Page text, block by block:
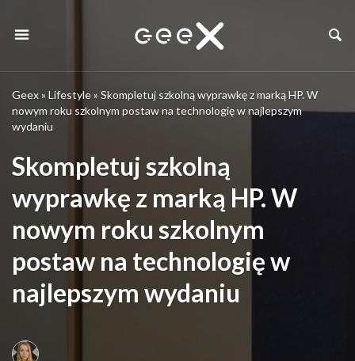
Geex» Lifestyle» Skompletuj szkolną wyprawkę z marką HP. W
nowym roku szkolnym postaw na technologię w najlepszym
wydaniu
Skompletuj szkolną
wyprawkę z marką HP. W
nowym roku szkolnym
postaw na technologię w
najlepszym wydaniu